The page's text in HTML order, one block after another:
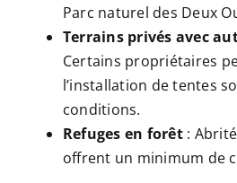
Parc naturel des Deux
Terrains privés avec
Certains propriétaires
l’installation de tentes
conditions.
Refuges en forêt:
offrent un minimum de